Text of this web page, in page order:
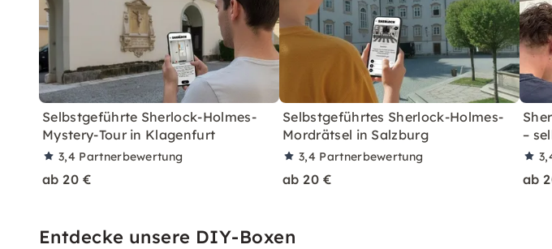
Selbstgeführte Sherlock-Holmes-
Mystery-Tour in Klagenfurt
3,4 Partnerbewertung
ab 20 €
Selbstgeführtes Sherlock-Holmes-
Mordrätsel in Salzburg
3,4 Partnerbewertung
ab 20 €
–
ab
Entdecke unsere DIY-Boxen